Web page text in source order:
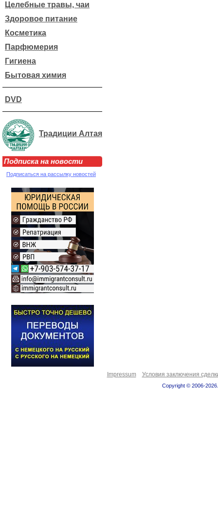
Целебные травы, чаи
Здоровое питание
Косметика
Парфюмерия
Гигиена
Бытовая химия
DVD
Традиции Алтая
Подписка на новости
Подписаться на рассылку новостей
Impressum Условия заключения
Copyright © 2006-